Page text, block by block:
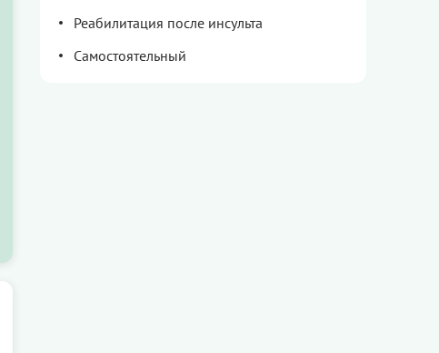
Реабилитация после инсульта
Самостоятельный